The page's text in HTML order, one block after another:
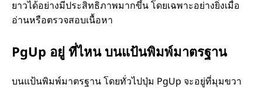
ยาวได้อย่างมีประสิทธิภาพมากขึ้น โดยเฉพาะอย่างยิ่งเมื่อ
อ่านหรือตรวจสอบเนื้อหา
PgUp อยู่ ที่ไหน บนแป้นพิมพ์มาตรฐาน
บนแป้นพิมพ์มาตรฐาน โดยทั่วไปปุ่ม PgUp จะอยู่ที่มุมขวา